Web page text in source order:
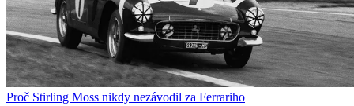
Proč Stirling Moss nikdy nezávodil za Ferrariho